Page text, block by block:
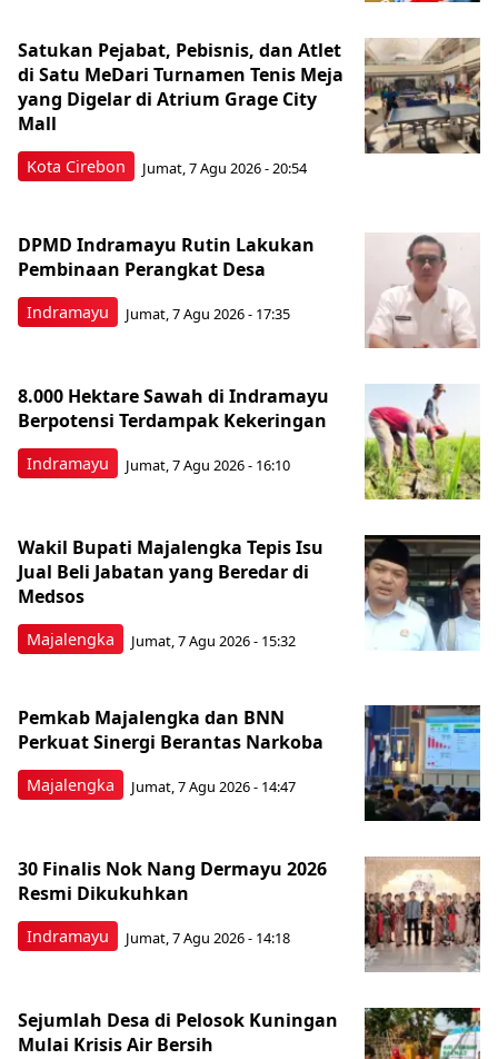
Kota Cirebon
Satukan Pejabat, Pebisnis, dan Atlet
di Satu MeDari Turnamen Tenis Meja
yang Digelar di Atrium Grage City
Mall
Jumat, 7 Agu 2026 - 20:54
Indramayu
DPMD Indramayu Rutin Lakukan
Pembinaan Perangkat Desa
Jumat, 7 Agu 2026 - 17:35
Indramayu
8.000 Hektare Sawah di Indramayu
Berpotensi Terdampak Kekeringan
Jumat, 7 Agu 2026 - 16:10
Majalengka
Wakil Bupati Majalengka Tepis Isu
Jual Beli Jabatan yang Beredar di
Medsos
Jumat, 7 Agu 2026 - 15:32
Majalengka
Pemkab Majalengka dan BNN
Perkuat Sinergi Berantas Narkoba
Jumat, 7 Agu 2026 - 14:47
Indramayu
30 Finalis Nok Nang Dermayu 2026
Resmi Dikukuhkan
Jumat, 7 Agu 2026 - 14:18
Sejumlah Desa di Pelosok Kuningan
Mulai Krisis Air Bersih